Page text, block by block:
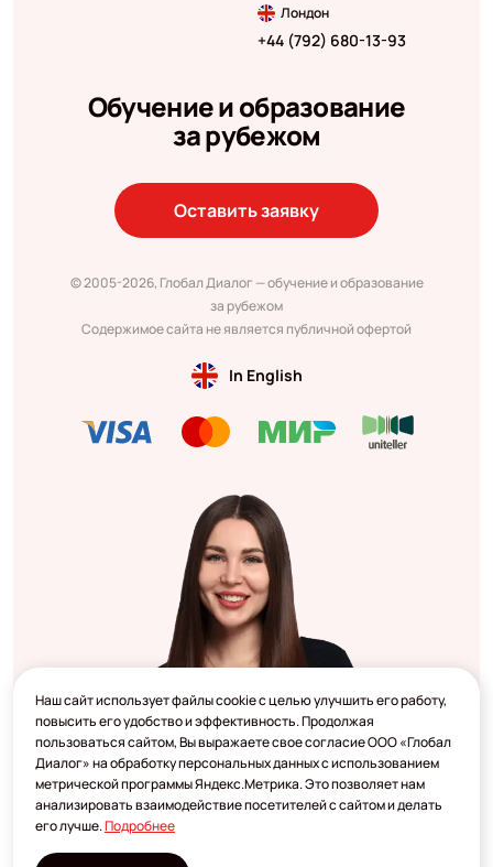
Лондон
+44 (792) 680-13-93
Обучение и образование
за рубежом
Оставить заявку
© 2005-2026, Глобал Диалог — обучение и образование
за рубежом
Содержимое сайта не является публичной офертой
In English
Наш сайт использует файлы cookie с целью улучшить его работу,
повысить его удобство и эффективность. Продолжая
пользоваться сайтом, Вы выражаете свое согласие ООО «Глобал
Диалог» на обработку персональных данных с использованием
метрической программы Яндекс.Метрика. Это позволяет нам
анализировать взаимодействие посетителей с сайтом и делать
его лучше.Подробнее